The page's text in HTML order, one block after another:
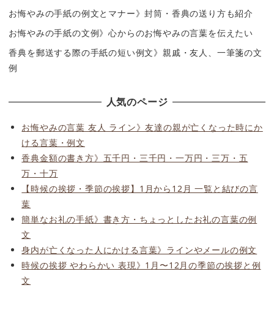
お悔やみの手紙の例文とマナー》封筒・香典の送り方も紹介
お悔やみの手紙の文例》心からのお悔やみの言葉を伝えたい
香典を郵送する際の手紙の短い例文》親戚・友人、一筆箋の文
例
人気のページ
お悔やみの言葉 友人 ライン》友達の親が亡くなった時にか
ける言葉・例文
香典金額の書き方》五千円・三千円・一万円・三万・五
万・十万
【時候の挨拶・季節の挨拶】1月から12月 一覧と結びの言
葉
簡単なお礼の手紙》書き方・ちょっとしたお礼の言葉の例
文
身内が亡くなった人にかける言葉》ラインやメールの例文
時候の挨拶 やわらかい 表現》1月〜12月の季節の挨拶と例
文